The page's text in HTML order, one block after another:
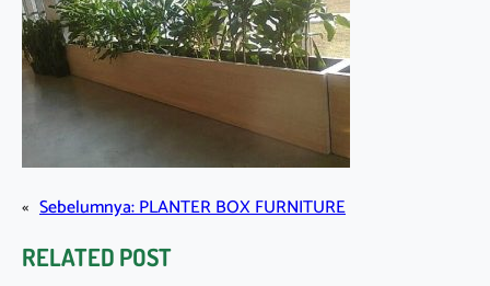
« Sebelumnya:PLANTER BOX FURNITURE
RELATED POST